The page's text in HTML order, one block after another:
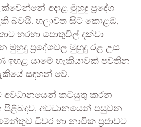
අදාළ මුහුදු ප්‍රදේශ
බවයි. හලාවත සිට කොළඹ,
හරහා පොතුවිල් දක්වා
ප්‍රදේශවල මුහුදු රළ උස
ඉහළ යාමේ හැකියාවක් පවතින
සඳහන් වේ.
අවධානයෙන් කටයුතු කරන
පිළිබඳව, අවධානයෙන් පසුවන
ධීවර හා නාවික ප්‍රජාවට